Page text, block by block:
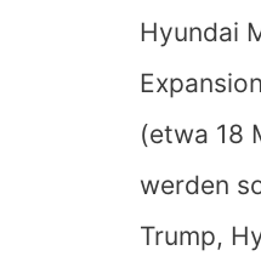
Hyundai
(etwa 18
werden
Trump,